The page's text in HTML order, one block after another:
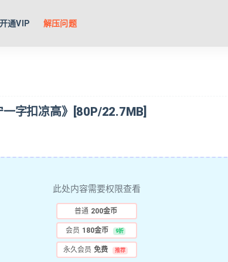
开通VIP 解压问题
字扣凉高》[80P/22.7MB]
此处内容需要权限查看
普通 200金币
会员 180金币 9折
永久会员 免费 推荐